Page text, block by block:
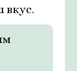
вкус.